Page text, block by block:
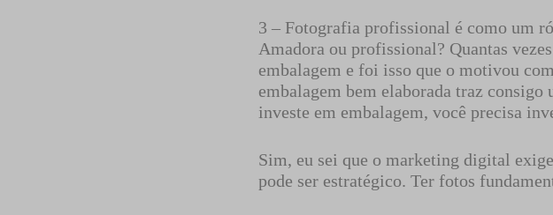
3 – Fotografia profissional é como um
Amadora ou profissional? Quantas
embalagem e foi isso que o motivou
embalagem bem elaborada traz
investe em embalagem, você precisa
Sim, eu sei que o marketing digital
pode ser estratégico. Ter fotos